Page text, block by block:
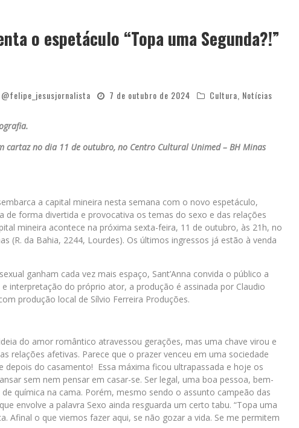
o espetáculo “Topa uma Segunda?!”
7 de outubro de 2024 Cultura Notícias
cartaz no dia 11 de outubro, no Centro Cultural Unimed – BH Minas
a capital mineira nesta semana com o novo espetáculo,
de forma divertida e provocativa os temas do sexo e das relações
mineira acontece na próxima sexta-feira, 11 de outubro, às 21h, no
(R. da Bahia, 2244, Lourdes). Os últimos ingressos já estão à venda
ganham cada vez mais espaço, Sant’Anna convida o público a
interpretação do próprio ator, a produção é assinada por Claudio
produção local de Sílvio Ferreira Produções.
do amor romântico atravessou gerações, mas uma chave virou e
relações afetivas. Parece que o prazer venceu em uma sociedade
do casamento! Essa máxima ficou ultrapassada e hoje os
sem nem pensar em casar-se. Ser legal, uma boa pessoa, bem-
química na cama. Porém, mesmo sendo o assunto campeão das
envolve a palavra Sexo ainda resguarda um certo tabu. “Topa uma
Afinal o que viemos fazer aqui, se não gozar a vida. Se me permitem